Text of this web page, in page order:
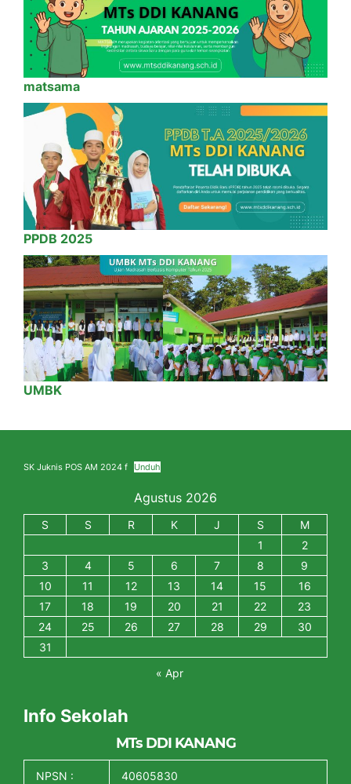
matsama
PPDB 2025
UMBK
SK Juknis POS AM 2024 f Unduh
Agustus 2026
S S R K J S
M
1
2
3
4 5 6 7 8
9
10
11 12 13 14 15
16
17
18 19 20 21 22
23
24
25 26 27 28 29
30
31
« Apr
Info Sekolah
MTs DDI KANANG
NPSN : 40605830